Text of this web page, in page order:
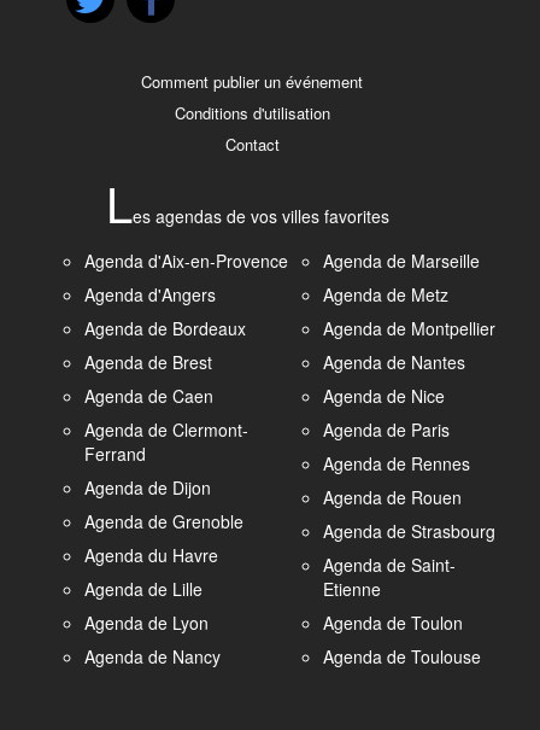
Comment publier un événement
Conditions d'utilisation
Contact
Les agendas de vos villes favorites
Agenda d'Aix-en-Provence
Agenda d'Angers
Agenda de Bordeaux
Agenda de Brest
Agenda de Caen
Agenda de Clermont-
Ferrand
Agenda de Dijon
Agenda de Grenoble
Agenda du Havre
Agenda de Lille
Agenda de Lyon
Agenda de Nancy
Agenda de Marseille
Agenda de Metz
Agenda de Montpellier
Agenda de Nantes
Agenda de Nice
Agenda de Paris
Agenda de Rennes
Agenda de Rouen
Agenda de Strasbourg
Agenda de Saint-
Etienne
Agenda de Toulon
Agenda de Toulouse